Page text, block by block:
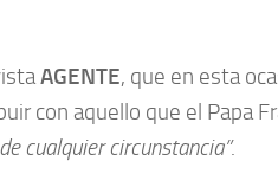
AGENTE, que en esta
con aquello que el Papa
cualquier circunstancia”.